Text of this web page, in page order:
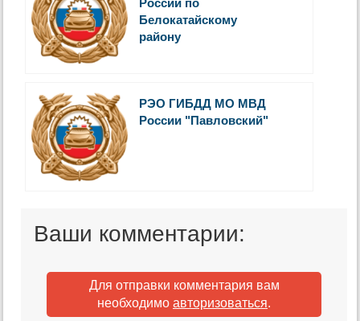
Белокатайскому
району
РЭО ГИБДД МО МВД
России "Павловский"
Ваши комментарии:
Для отправки комментария вам
необходимо авторизоваться.